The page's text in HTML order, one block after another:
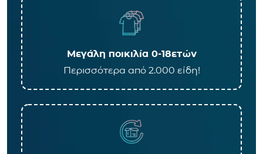
Μεγάλη ποικιλία 0-18ετών
Περισσότερα από 2.000 είδη!